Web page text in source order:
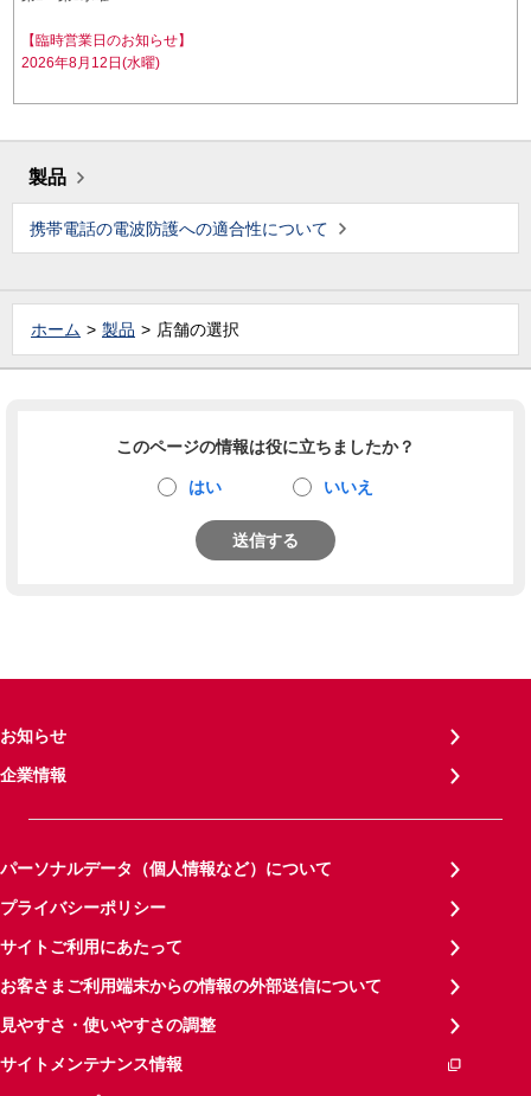
【臨時営業日のお知らせ】
2026年8月12日(水曜)
製品
携帯電話の電波防護への適合性について
ホーム 製品 店舗の選択
このページの情報は役に立ちましたか？
はい いいえ
送信する
お知らせ
企業情報
パーソナルデータ（個人情報など）について
プライバシーポリシー
サイトご利用にあたって
お客さまご利用端末からの情報の外部送信について
見やすさ・使いやすさの調整
サイトメンテナンス情報